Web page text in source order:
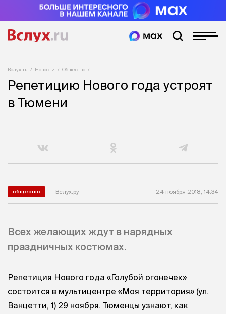
Вслух.ru Новости Общество
Репетицию Нового года устроят
в Тюмени
общество Вслух.ру 24 ноября 2018, 14:34
Всех желающих ждут в нарядных
праздничных костюмах.
Репетиция Нового года «Голубой огонечек»
состоится в мультицентре «Моя территория» (ул.
Ванцетти, 1) 29 ноября. Тюменцы узнают, как